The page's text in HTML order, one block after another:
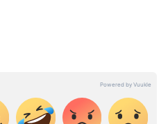
ಈ ಕಥೆ, ಹಿತ್ತಾಳೆ ಕಿವಿ ವೈಷ್ಣವ್